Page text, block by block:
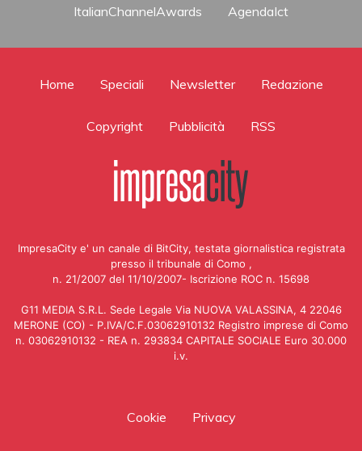
ItalianChannelAwards
AgendaIct
Home Speciali Newsletter Redazione
Copyright Pubblicità RSS
ImpresaCity e' un canale di BitCity, testata giornalistica registrata
presso il tribunale di Como ,
n. 21/2007 del 11/10/2007- Iscrizione ROC n. 15698
G11 MEDIA S.R.L. Sede Legale Via NUOVA VALASSINA, 4 22046
MERONE (CO) - P.IVA/C.F.03062910132 Registro imprese di Como
n. 03062910132 - REA n. 293834 CAPITALE SOCIALE Euro 30.000
i.v.
Cookie Privacy